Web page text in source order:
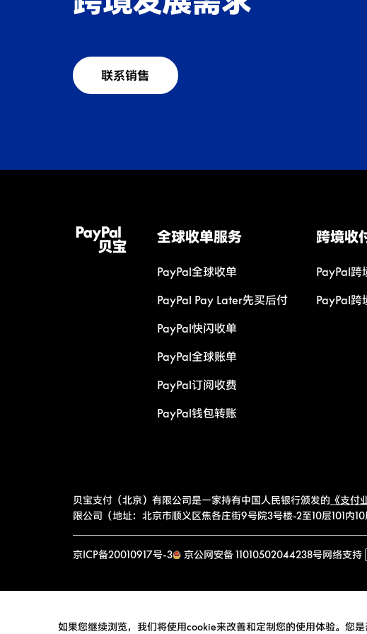
联系销售
全球收单服务
PayPal全球收单
PayPal Pay Later先买后付
PayPal快闪收单
PayPal全球账单
PayPal订阅收费
PayPal钱包转账
跨境收
PayPal跨
PayPal跨
贝宝支付（北京）有限公司是一家持有中国人民银行颁发的 《支付
限公司（地址：北京市顺义区焦各庄街9号院3号楼-2至10层101内
京ICP备20010917号-3 京公网安备 11010502044238号网络支持
如果您继续浏览，我们将使用cookie来改善和定制您的使用体验。您